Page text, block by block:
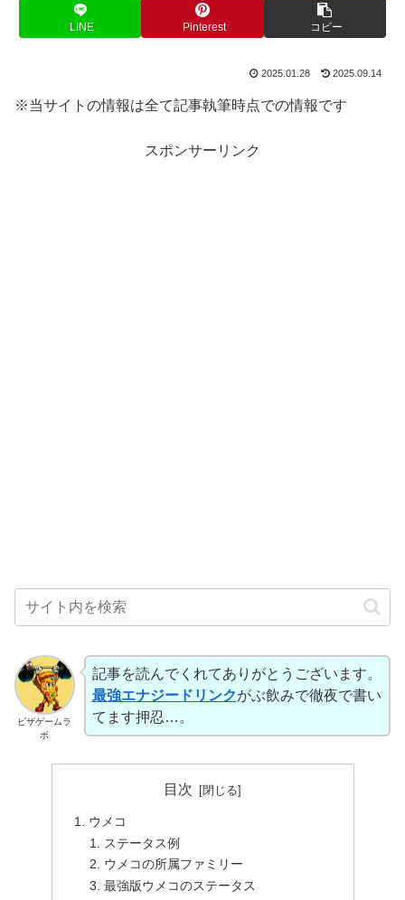
LINE Pinterest コピー
2025.01.28 2025.09.14
※当サイトの情報は全て記事執筆時点での情報です
スポンサーリンク
ピザゲームラ
ボ
記事を読んでくれてありがとうございます。
最強エナジードリンクがぶ飲みで徹夜で書い
てます押忍…。
目次
ウメコ
ステータス例
ウメコの所属ファミリー
最強版ウメコのステータス